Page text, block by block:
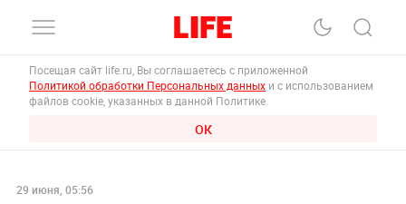
Посещая сайт life.ru, Вы соглашаетесь с приложенной
Политикой обработки Персональных данных и с использованием
файлов cookie, указанных в данной Политике.
ОК
29 июня, 05:56